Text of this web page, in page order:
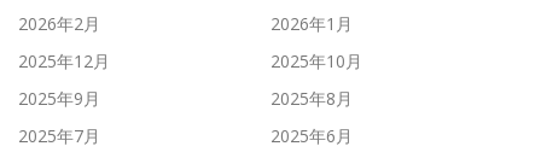
2026年2月
2026年1月
2025年12月
2025年10月
2025年9月
2025年8月
2025年7月
2025年6月